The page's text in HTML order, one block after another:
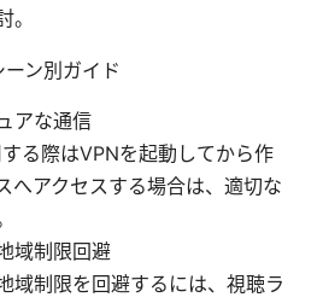
ン別ガイド
アな通信
る際はVPNを起動してから作
へアクセスする場合は、適切な
域制限回避
域制限を回避するには、視聴ラ